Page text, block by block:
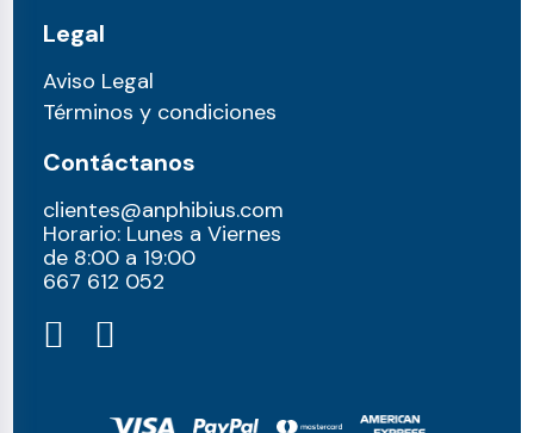
Legal
Aviso Legal
Términos y condiciones
Contáctanos
clientes@anphibius.com
Horario: Lunes a Viernes
de 8:00 a 19:00
667 612 052​